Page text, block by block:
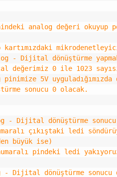
analog değeri okuyup
- Dijital dönüştürme
0 ile 1023
5V uyguladığımızda
sonucu 0 olacak.
- Dijital dönüştürme
çıkıştaki ledi
büyük ise)
pindeki ledi
- Dijital dönüştürme sonucu